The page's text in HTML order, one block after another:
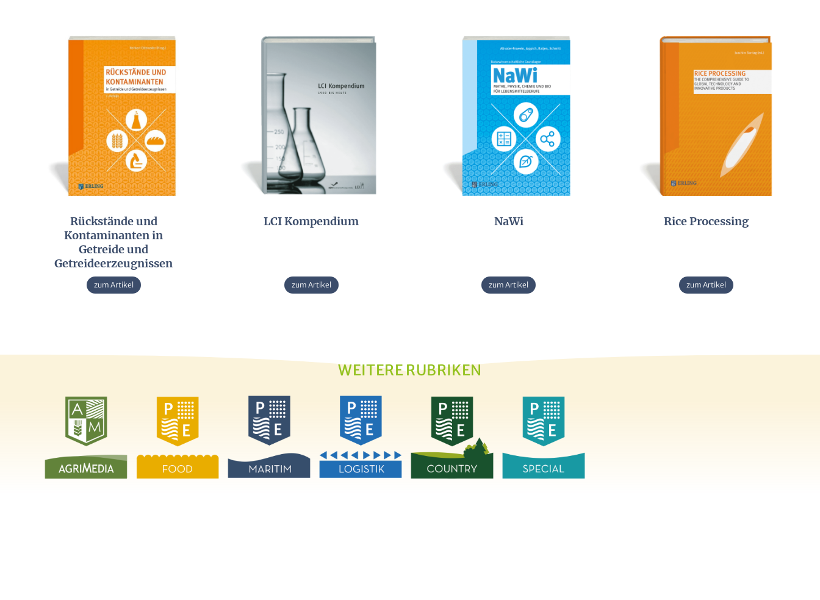
Rückstände und
Kontaminanten in
Getreide und
Getreideerzeugnissen
zum Artikel
LCI Kompendium
zum Artikel
NaWi
zum Artikel
Rice Processing
zum Artikel
WEITERE RUBRIKEN